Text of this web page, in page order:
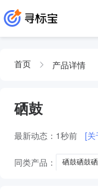
首页 产品详情
硒鼓
最新动态： 1秒前 [
同类产品： 硒鼓硒鼓